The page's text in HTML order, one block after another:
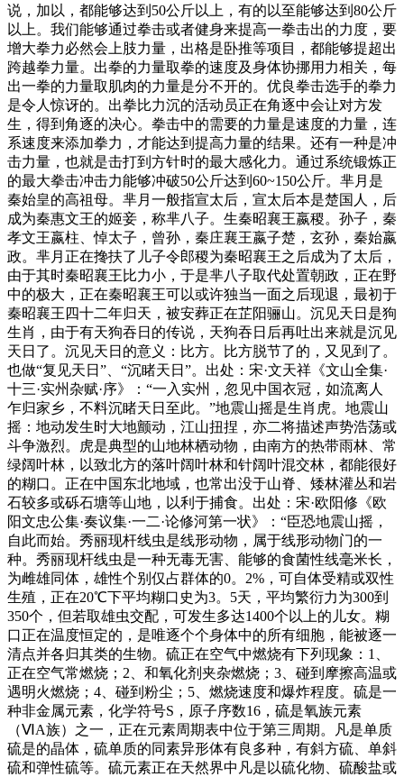
说，加以，都能够达到50公斤以上，有的以至能够达到80公斤
以上。我们能够通过拳击或者健身来提高一拳击出的力度，要
增大拳力必然会上肢力量，出格是卧推等项目，都能够提超出
跨越拳力量。出拳的力量取拳的速度及身体协挪用力相关，每
出一拳的力量取肌肉的力量是分不开的。优良拳击选手的拳力
是令人惊讶的。出拳比力沉的活动员正在角逐中会让对方发
生，得到角逐的决心。拳击中的需要的力量是速度的力量，连
系速度来添加拳力，才能达到提高力量的结果。还有一种是冲
击力量，也就是击打到方针时的最大感化力。通过系统锻炼正
的最大拳击冲击力能够冲破50公斤达到60~150公斤。芈月是
秦始皇的高祖母。芈月一般指宣太后，宣太后本是楚国人，后
成为秦惠文王的姬妾，称芈八子。生秦昭襄王嬴稷。孙子，秦
孝文王嬴柱、悼太子，曾孙，秦庄襄王嬴子楚，玄孙，秦始嬴
政。芈月正在搀扶了儿子令郎稷为秦昭襄王之后成为了太后，
由于其时秦昭襄王比力小，于是芈八子取代处置朝政，正在野
中的极大，正在秦昭襄王可以或许独当一面之后现退，最初于
秦昭襄王四十二年归天，被安葬正在芷阳骊山。沉见天日是狗
生肖，由于有天狗吞日的传说，天狗吞日后再吐出来就是沉见
天日了。沉见天日的意义：比方。比方脱节了的，又见到了。
也做“复见天日”、“沉睹天日”。出处：宋·文天祥《文山全集·
十三·实州杂赋·序》：“一入实州，忽见中国衣冠，如流离人
乍归家乡，不料沉睹天日至此。”地震山摇是生肖虎。地震山
摇：地动发生时大地颤动，江山扭捏，亦二将描述声势浩荡或
斗争激烈。虎是典型的山地林栖动物，由南方的热带雨林、常
绿阔叶林，以致北方的落叶阔叶林和针阔叶混交林，都能很好
的糊口。正在中国东北地域，也常出没于山脊、矮林灌丛和岩
石较多或砾石塘等山地，以利于捕食。出处：宋·欧阳修《欧
阳文忠公集·奏议集·一二·论修河第一状》：“臣恐地震山摇，
自此而始。秀丽现杆线虫是线形动物，属于线形动物门的一
种。秀丽现杆线虫是一种无毒无害、能够的食菌性线毫米长，
为雌雄同体，雄性个别仅占群体的0。2%，可自体受精或双性
生殖，正在20℃下平均糊口史为3。5天，平均繁衍力为300到
350个，但若取雄虫交配，可发生多达1400个以上的儿女。糊
口正在温度恒定的，是唯逐个个身体中的所有细胞，能被逐一
清点并各归其类的生物。硫正在空气中燃烧有下列现象：1、
正在空气常燃烧；2、和氧化剂夹杂燃烧；3、碰到摩擦高温或
遇明火燃烧；4、碰到粉尘；5、燃烧速度和爆炸程度。硫是一
种非金属元素，化学符号S，原子序数16，硫是氧族元素
（ⅥA族）之一，正在元素周期表中位于第三周期。凡是单质
硫是的晶体，硫单质的同素异形体有良多种，有斜方硫、单斜
硫和弹性硫等。硫元素正在天然界中凡是以硫化物、硫酸盐或